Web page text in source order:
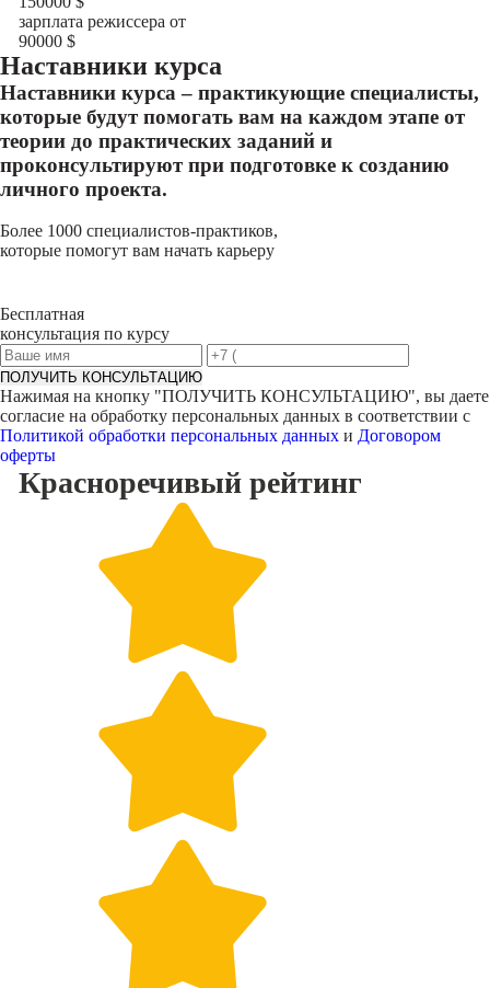
зарплата режиссера от
90000 $
Наставники курса
Наставники курса – практикующие специалисты,
которые будут помогать вам на каждом этапе от
теории до практических заданий и
проконсультируют при подготовке к созданию
личного проекта.
Более 1000 специалистов-практиков,
которые помогут вам начать карьеру
Бесплатная
консультация по курсу
ПОЛУЧИТЬ КОНСУЛЬТАЦИЮ
Нажимая на кнопку "ПОЛУЧИТЬ КОНСУЛЬТАЦИЮ", вы даете
согласие на обработку персональных данных в соответствии с
Политикой обработки персональных данных и Договором
оферты
Красноречивый рейтинг